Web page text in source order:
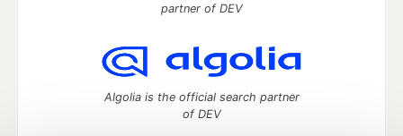
partner of DEV
Algolia is the official search partner
of DEV